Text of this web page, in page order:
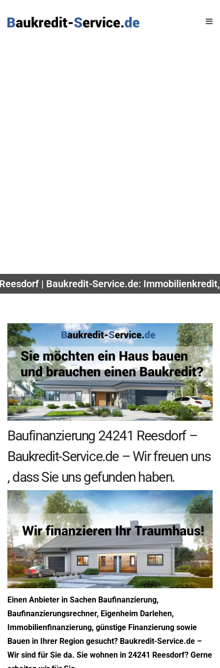
| Baukredit-Service.de:
Baufinanzierung 24241 Reesdorf –
Baukredit-Service.de – Wir freuen uns
, dass Sie uns gefunden haben.
Einen Anbieter in Sachen Baufinanzierung,
Baufinanzierungsrechner, Eigenheim Darlehen,
Immobilienfinanzierung, günstige Finanzierung sowie
Bauen in Ihrer Region gesucht? Baukredit-Service.de –
Wir sind für Sie da. Sie wohnen in 24241 Reesdorf? Gerne